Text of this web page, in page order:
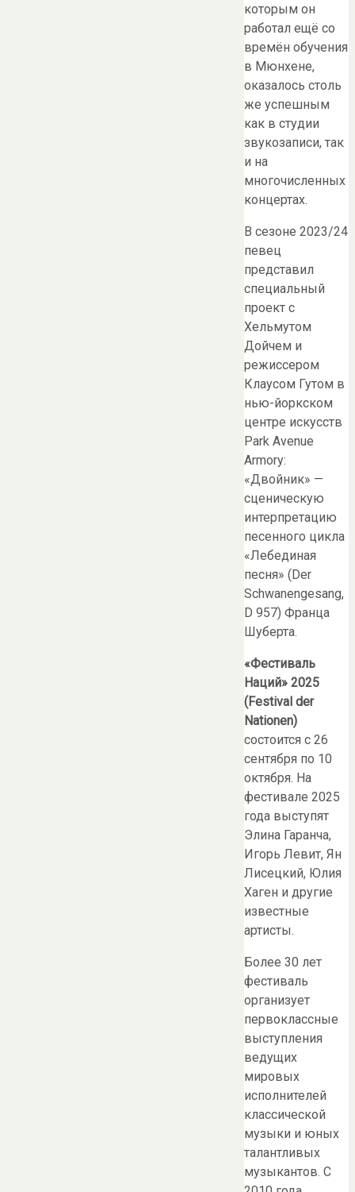
которым он
работал ещё со
времён обучения
в Мюнхене,
оказалось столь
же успешным
как в студии
звукозаписи, так
и на
многочисленных
концертах.
В сезоне 2023/24
певец
представил
специальный
проект с
Хельмутом
Дойчем и
режиссером
Клаусом Гутом в
нью-йоркском
центре искусств
Park Avenue
Armory:
«Двойник» —
сценическую
интерпретацию
песенного цикла
«Лебединая
песня» (Der
Schwanengesang,
D 957) Франца
Шуберта.
«Фестиваль
Наций» 2025
(Festival der
Nationen)
состоится с 26
сентября по 10
октября. На
фестивале 2025
года выступят
Элина Гаранча,
Игорь Левит, Ян
Лисецкий, Юлия
Хаген и другие
известные
артисты.
Более 30 лет
фестиваль
организует
первоклассные
выступления
ведущих
мировых
исполнителей
классической
музыки и юных
талантливых
музыкантов. С